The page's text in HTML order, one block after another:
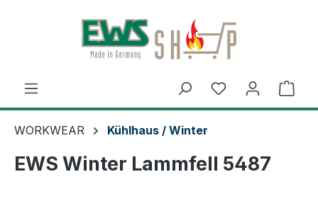
Zum Hauptinhalt springen
WORKWEAR Kühlhaus / Winter
EWS Winter Lammfell 5487